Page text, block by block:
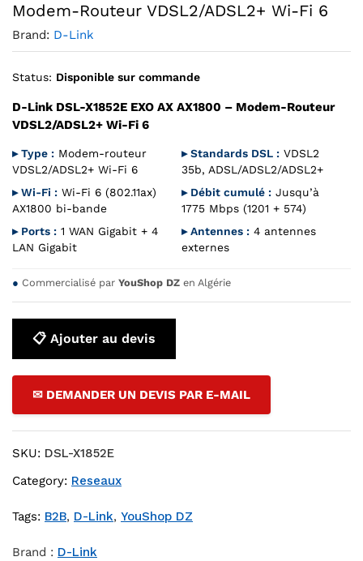
Modem-Routeur VDSL2/ADSL2+ Wi-Fi 6
Brand: D-Link
Status: Disponible sur commande
D-Link DSL-X1852E EXO AX AX1800 – Modem-Routeur
VDSL2/ADSL2+ Wi-Fi 6
▸ Type : Modem-routeur
VDSL2/ADSL2+ Wi-Fi 6
▸ Standards DSL : VDSL2
35b, ADSL/ADSL2/ADSL2+
▸ Wi-Fi : Wi-Fi 6 (802.11ax)
AX1800 bi-bande
▸ Débit cumulé : Jusqu’à
1775 Mbps (1201 + 574)
▸ Ports : 1 WAN Gigabit + 4
LAN Gigabit
▸ Antennes : 4 antennes
externes
● Commercialisé par YouShop DZ en Algérie
📋 Ajouter au devis
✉ DEMANDER UN DEVIS PAR E-MAIL
SKU: DSL-X1852E
Category: Reseaux
Tags: B2B, D-Link, YouShop DZ
Brand : D-Link